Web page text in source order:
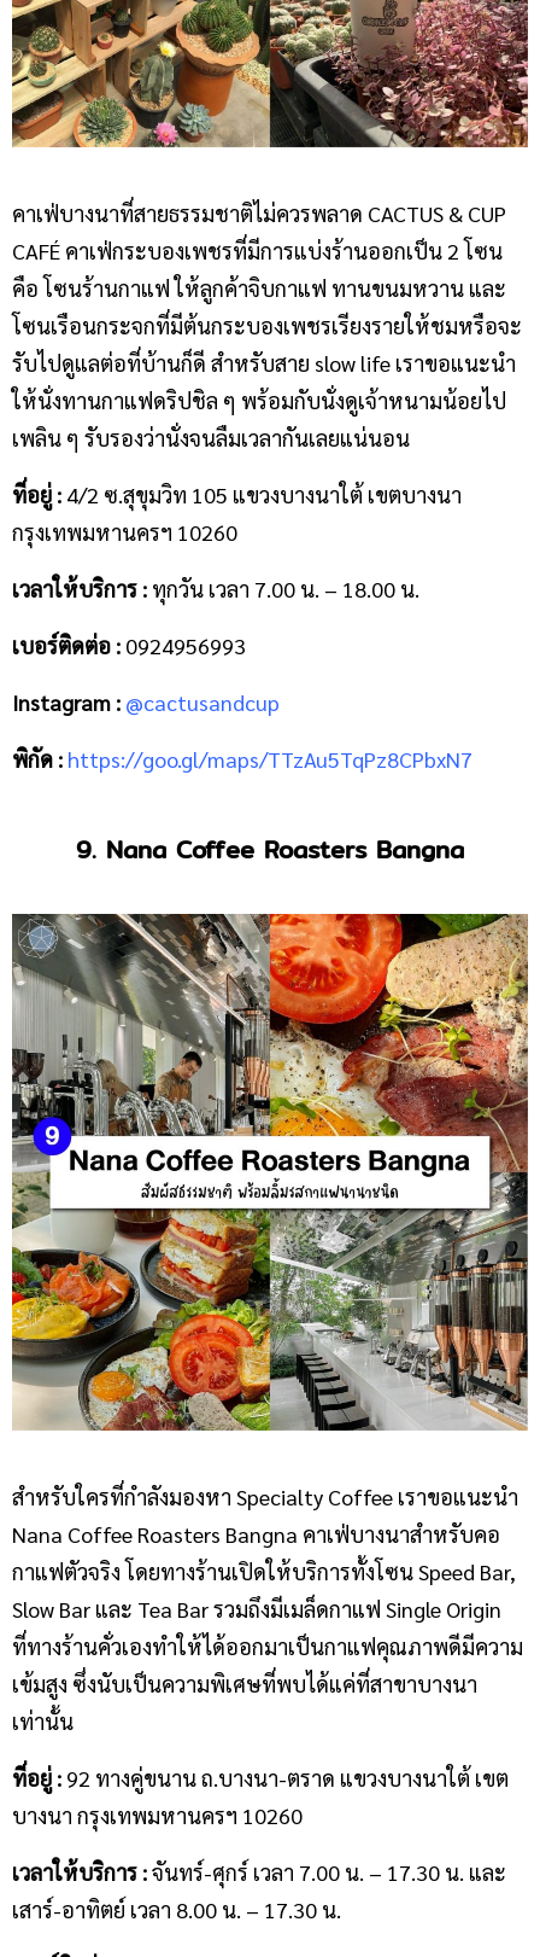
คาเฟ่บางนาที่สายธรรมชาติไม่ควรพลาด CACTUS & CUP
CAFÉ คาเฟ่กระบองเพชรที่มีการแบ่งร้านออกเป็น 2 โซน
คือ โซนร้านกาแฟ ให้ลูกค้าจิบกาแฟ ทานขนมหวาน และ
โซนเรือนกระจกที่มีต้นกระบองเพชรเรียงรายให้ชมหรือจะ
รับไปดูแลต่อที่บ้านก็ดี สำหรับสาย slow life เราขอแนะนำ
ให้นั่งทานกาแฟดริปชิล ๆ พร้อมกับนั่งดูเจ้าหนามน้อยไป
เพลิน ๆ รับรองว่านั่งจนลืมเวลากันเลยแน่นอน
ที่อยู่ : 4/2 ซ.สุขุมวิท 105 แขวงบางนาใต้ เขตบางนา
กรุงเทพมหานครฯ 10260
เวลาให้บริการ : ทุกวัน เวลา 7.00 น. – 18.00 น.
เบอร์ติดต่อ : 0924956993
Instagram : @cactusandcup
พิกัด : https://goo.gl/maps/TTzAu5TqPz8CPbxN7
9. Nana Coffee Roasters Bangna
สำหรับใครที่กำลังมองหา Specialty Coffee เราขอแนะนำ
Nana Coffee Roasters Bangna คาเฟ่บางนาสำหรับคอ
กาแฟตัวจริง โดยทางร้านเปิดให้บริการทั้งโซน Speed Bar,
Slow Bar และ Tea Bar รวมถึงมีเมล็ดกาแฟ Single Origin
ที่ทางร้านคั่วเองทำให้ได้ออกมาเป็นกาแฟคุณภาพดีมีความ
เข้มสูง ซึ่งนับเป็นความพิเศษที่พบได้แค่ที่สาขาบางนา
เท่านั้น
ที่อยู่ : 92 ทางคู่ขนาน ถ.บางนา-ตราด แขวงบางนาใต้ เขต
บางนา กรุงเทพมหานครฯ 10260
เวลาให้บริการ :จันทร์-ศุกร์ เวลา 7.00 น. – 17.30 น. และ
เสาร์-อาทิตย์ เวลา 8.00 น. – 17.30 น.